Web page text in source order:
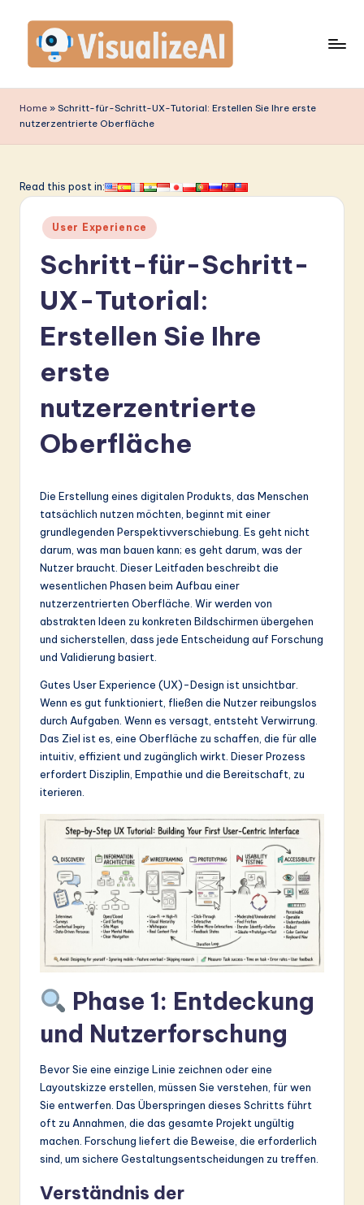
content
is
u
li
A
G
m
A
&
S
In
ti
o
Home » Schritt-für-Schritt-UX-Tutorial: Erstellen Sie Ihre erste
nutzerzentrierte Oberfläche
Read this post in:
Posted
in
User Experience
Schritt-für-Schritt-
UX-Tutorial:
Erstellen Sie Ihre
erste
nutzerzentrierte
Oberfläche
Die Erstellung eines digitalen Produkts, das Menschen
tatsächlich nutzen möchten, beginnt mit einer
grundlegenden Perspektivverschiebung. Es geht nicht
darum, was man bauen kann; es geht darum, was der
Nutzer braucht. Dieser Leitfaden beschreibt die
wesentlichen Phasen beim Aufbau einer
nutzerzentrierten Oberfläche. Wir werden von
abstrakten Ideen zu konkreten Bildschirmen übergehen
und sicherstellen, dass jede Entscheidung auf Forschung
und Validierung basiert.
Gutes User Experience (UX)-Design ist unsichtbar.
Wenn es gut funktioniert, fließen die Nutzer reibungslos
durch Aufgaben. Wenn es versagt, entsteht Verwirrung.
Das Ziel ist es, eine Oberfläche zu schaffen, die für alle
intuitiv, effizient und zugänglich wirkt. Dieser Prozess
erfordert Disziplin, Empathie und die Bereitschaft, zu
iterieren.
Phase 1: Entdeckung
und Nutzerforschung
Bevor Sie eine einzige Linie zeichnen oder eine
Layoutskizze erstellen, müssen Sie verstehen, für wen
Sie entwerfen. Das Überspringen dieses Schritts führt
oft zu Annahmen, die das gesamte Projekt ungültig
machen. Forschung liefert die Beweise, die erforderlich
sind, um sichere Gestaltungsentscheidungen zu treffen.
Verständnis der